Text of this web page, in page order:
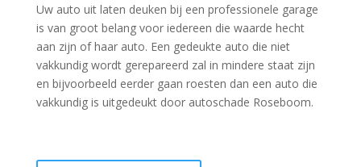
Uw auto uit laten deuken bij een professionele garage
is van groot belang voor iedereen die waarde hecht
aan zijn of haar auto. Een gedeukte auto die niet
vakkundig wordt gerepareerd zal in mindere staat zijn
en bijvoorbeeld eerder gaan roesten dan een auto die
vakkundig is uitgedeukt door autoschade Roseboom.